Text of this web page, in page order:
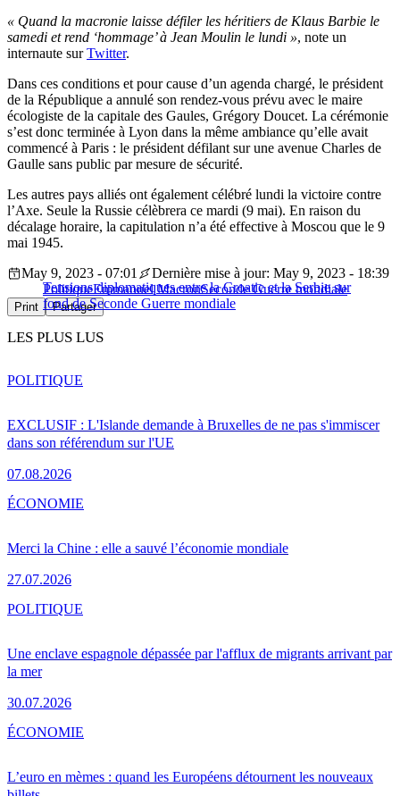
« Quand la macronie laisse défiler les héritiers de Klaus Barbie le
samedi et rend ‘hommage’ à Jean Moulin le lundi », note un
internaute surTwitter.
Dans ces conditions et pour cause d’un agenda chargé, le président
de la République a annulé son rendez-vous prévu avec le maire
écologiste de la capitale des Gaules, Grégory Doucet. La cérémonie
s’est donc terminée à Lyon dans la même ambiance qu’elle avait
commencé à Paris : le président défilant sur une avenue Charles de
Gaulle sans public par mesure de sécurité.
Les autres pays alliés ont également célébré lundi la victoire contre
l’Axe. Seule la Russie célèbrera ce mardi (9 mai). En raison du
décalage horaire, la capitulation n’a été effective à Moscou que le 9
mai 1945.
Tensions diplomatiques entre la Croatie et la Serbie sur
fond de Seconde Guerre mondiale
May 9, 2023 - 07:01
Dernière mise à jour: May 9, 2023 - 18:39
PolitiqueEmmanuel MacronSeconde Guerre mondiale
Print Partager
LES PLUS LUS
EXCLUSIF : L'Islande demande à Bruxelles de ne pas s'immiscer
dans son référendum sur l'UE
07.08.2026
POLITIQUE
Merci la Chine : elle a sauvé l’économie mondiale
27.07.2026
ÉCONOMIE
Une enclave espagnole dépassée par l'afflux de migrants arrivant par
la mer
30.07.2026
POLITIQUE
L’euro en mèmes : quand les Européens détournent les nouveaux
ÉCONOMIE